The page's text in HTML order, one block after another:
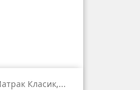
Класик,...